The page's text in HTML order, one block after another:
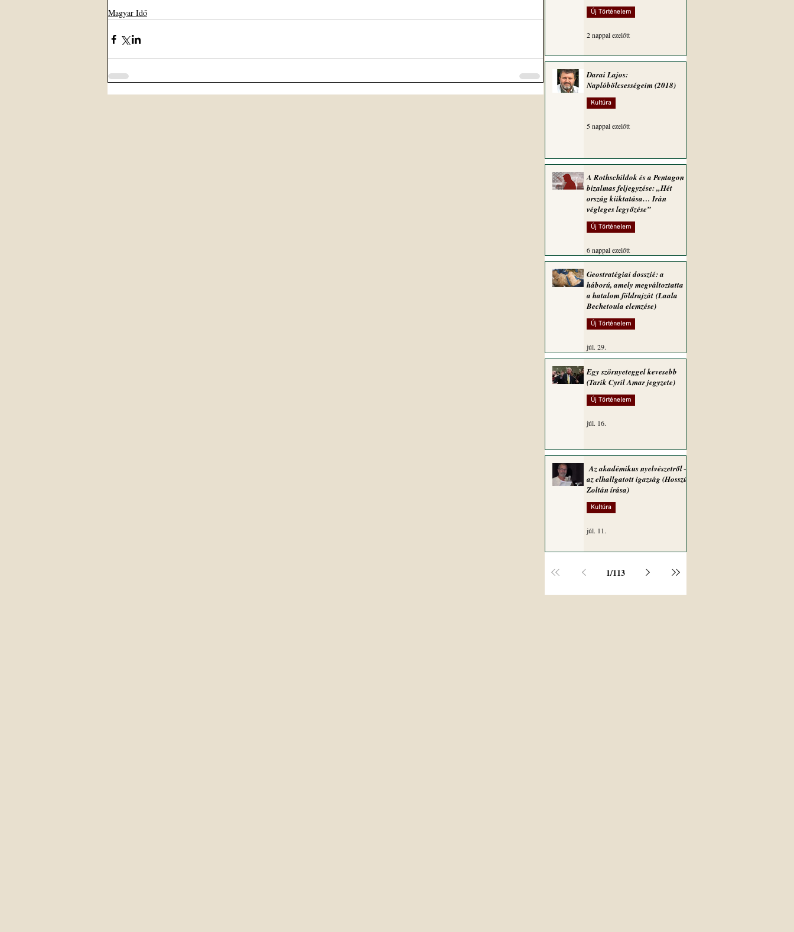
Magyar Idő Új Történelem
2 nappal ezelőtt
Darai Lajos:
Naplóbölcsességeim (2018)
Kultúra
5 nappal ezelőtt
A Rothschildok és a Pentagon
bizalmas feljegyzése: „Hét
ország kiiktatása… Irán
végleges legyőzése”
Új Történelem
6 nappal ezelőtt
Geostratégiai dosszié: a
háború, amely megváltoztatta
a hatalom földrajzát (Laala
Bechetoula elemzése)
Új Történelem
júl. 29.
Egy szörnyeteggel kevesebb
(Tarik Cyril Amar jegyzete)
Új Történelem
júl. 16.
Az akadémikus nyelvészetről –
az elhallgatott igazság (Hosszú
Zoltán írása)
Kultúra
júl. 11.
1/113